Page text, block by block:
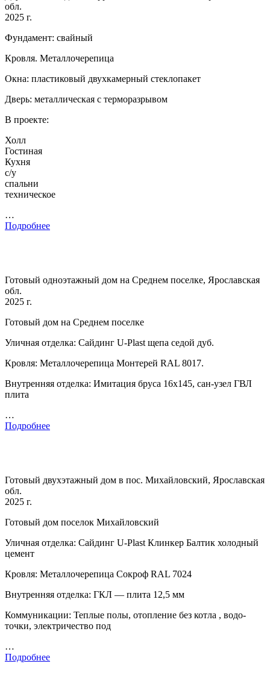
обл.
2025 г.
Фундамент: свайный
Кровля. Металлочерепица
Окна: пластиковый двухкамерный стеклопакет
Дверь: металлическая с терморазрывом
В проекте:
Холл
Гостиная
Кухня
с/у
спальни
техническое
…
Подробнее
Готовый одноэтажный дом на Среднем поселке, Ярославская
обл.
2025 г.
Готовый дом на Среднем поселке
Уличная отделка: Сайдинг U-Plast щепа седой дуб.
Кровля: Металлочерепица Монтерей RAL 8017.
Внутренняя отделка: Имитация бруса 16х145, сан-узел ГВЛ
плита
…
Подробнее
Готовый двухэтажный дом в пос. Михайловский, Ярославская
обл.
2025 г.
Готовый дом поселок Михайловский
Уличная отделка: Сайдинг U-Plast Клинкер Балтик холодный
цемент
Кровля: Металлочерепица Сокроф RAL 7024
Внутренняя отделка: ГКЛ — плита 12,5 мм
Коммуникации: Теплые полы, отопление без котла , водо-
точки, электричество под
…
Подробнее